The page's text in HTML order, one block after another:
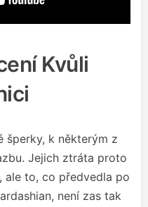
Kvůli
šperky, k některým z
Jejich ztráta proto
ale to, co předvedla po
není zas tak